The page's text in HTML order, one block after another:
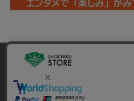
Copyright©SHOCHIKU
当サイトでは利用体験の向上
ラフィックの分析を目的として
サイトの閲覧を継続された場合
のといたします。